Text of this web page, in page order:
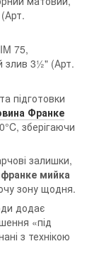
75,
злив 3½" (Арт.
підготовки
Франке
зберігаючи
залишки,
франке мийка
зону щодня.
додає
«під
з технікою